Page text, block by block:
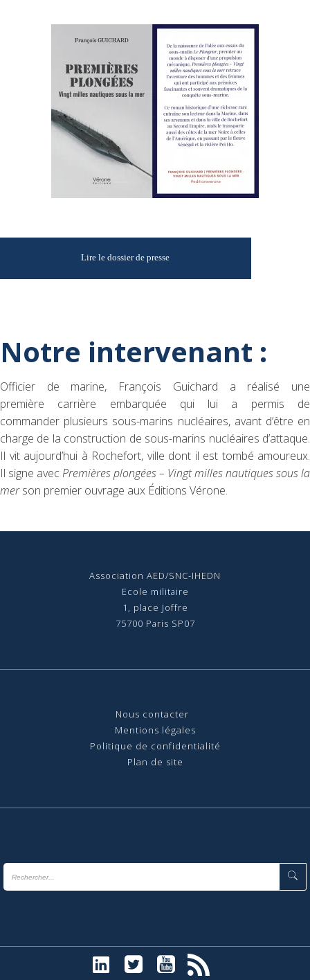
Lire le dossier de presse
Notre intervenant :
Officier de marine, François Guichard a réalisé une
première carrière embarquée qui lui a permis de
commander plusieurs sous-marins nucléaires, avant d’être en
charge de la construction de sous-marins nucléaires d’attaque.
Il vit aujourd’hui à Rochefort, ville dont il est tombé amoureux.
Il signe avecPremières plongées – Vingt milles nautiques sous la
merson premier ouvrage aux Éditions Vérone.
Association AED/SNC-IHEDN
Ecole militaire
1, place Joffre
75700 Paris SP07
Nous contacter
Mentions légales
Politique de confidentialité
Plan de site